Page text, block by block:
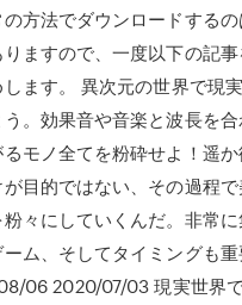
の方法でダウンロードする
ますので、一度以下の記
ます。 異次元の世界で現
。効果音や音楽と波長を
モノ全てを粉砕せよ！遥
が目的ではない、その過程
々にしていくんだ。非常
ム、そしてタイミングも重
06 2020/07/03 現実世界